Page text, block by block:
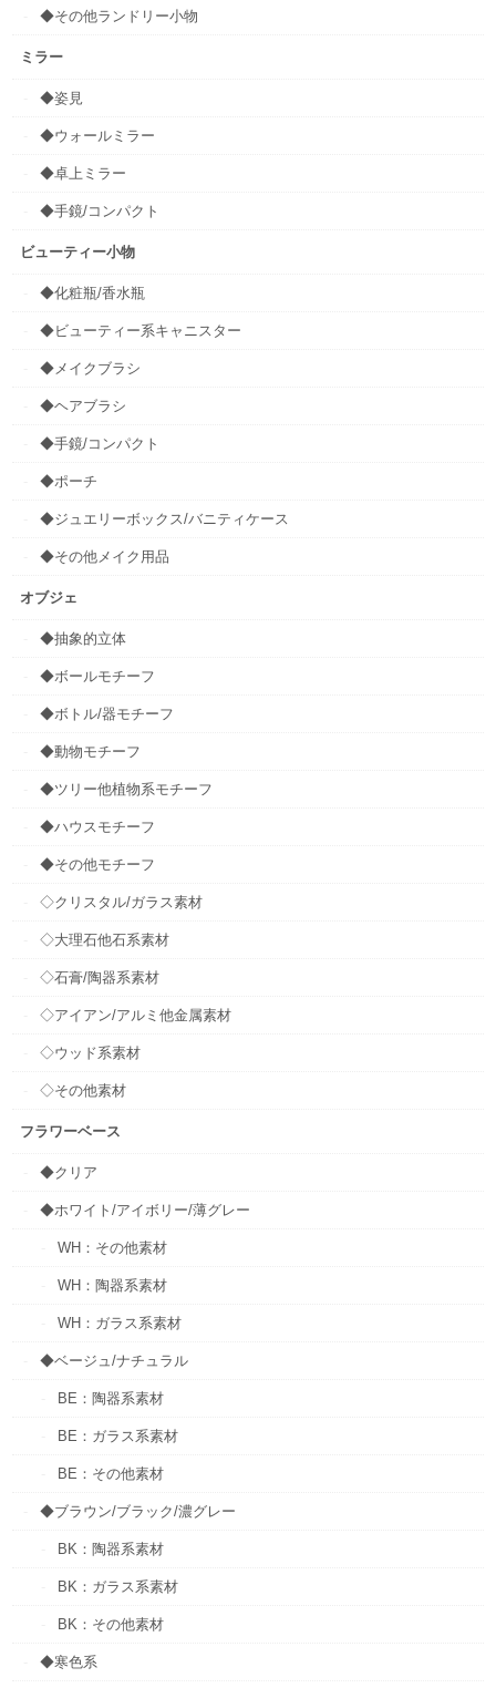
◆その他ランドリー小物
ミラー
◆姿見
◆ウォールミラー
◆卓上ミラー
◆手鏡/コンパクト
ビューティー小物
◆化粧瓶/香水瓶
◆ビューティー系キャニスター
◆メイクブラシ
◆ヘアブラシ
◆手鏡/コンパクト
◆ポーチ
◆ジュエリーボックス/バニティケース
◆その他メイク用品
オブジェ
◆抽象的立体
◆ボールモチーフ
◆ボトル/器モチーフ
◆動物モチーフ
◆ツリー他植物系モチーフ
◆ハウスモチーフ
◆その他モチーフ
◇クリスタル/ガラス素材
◇大理石他石系素材
◇石膏/陶器系素材
◇アイアン/アルミ他金属素材
◇ウッド系素材
◇その他素材
フラワーベース
◆クリア
◆ホワイト/アイボリー/薄グレー
WH：その他素材
WH：陶器系素材
WH：ガラス系素材
◆ベージュ/ナチュラル
BE：陶器系素材
BE：ガラス系素材
BE：その他素材
◆ブラウン/ブラック/濃グレー
BK：陶器系素材
BK：ガラス系素材
BK：その他素材
◆寒色系